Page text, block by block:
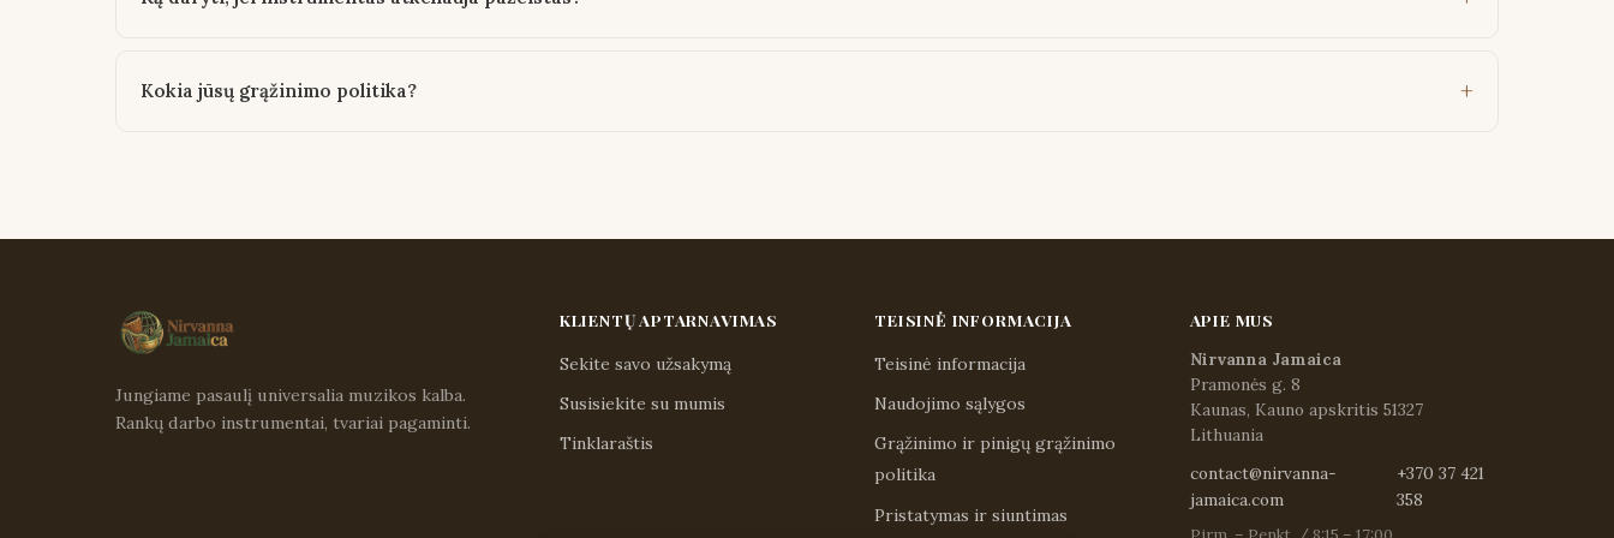
Kokia jūsų grąžinimo politika?
Jungiame pasaulį universalia muzikos kalba.
Rankų darbo instrumentai, tvariai pagaminti.
KLIENTŲ APTARNAVIMAS
Sekite savo užsakymą
Susisiekite su mumis
Tinklaraštis
TEISINĖ INFORMACIJA
Teisinė informacija
Naudojimo sąlygos
Grąžinimo ir pinigų grąžinimo
politika
Pristatymas ir siuntimas
APIE MUS
Nirvanna Jamaica
Pramonės g. 8
Kaunas, Kauno apskritis 51327
Lithuania
contact@nirvanna-
jamaica.com
+370 37 421
358